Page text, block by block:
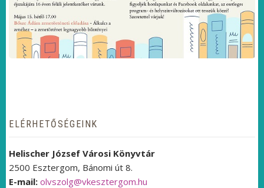
ELÉRHETŐSÉGEINK
Helischer József Városi Könyvtár
2500 Esztergom, Bánomi út 8.
E-mail: olvszolg@vkesztergom.hu